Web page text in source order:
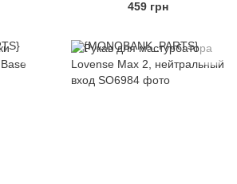
Arcwave Ion DryTech Stick
459 грн